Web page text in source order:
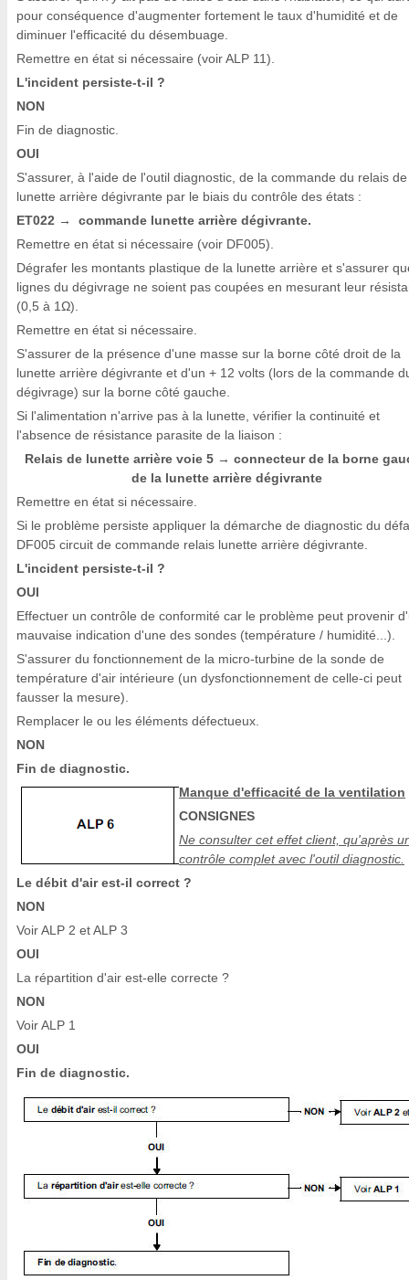
pour conséquence d'augmenter fortement le taux d'humidité et de
diminuer l'efficacité du désembuage.
Remettre en état si nécessaire (voir ALP 11).
L'incident persiste-t-il ?
NON
Fin de diagnostic.
OUI
S'assurer, à l'aide de l'outil diagnostic, de la commande du relais de
lunette arrière dégivrante par le biais du contrôle des états :
ET022 →
commande lunette arrière dégivrante.
Remettre en état si nécessaire (voir DF005).
Dégrafer les montants plastique de la lunette arrière et s'assurer
lignes du dégivrage ne soient pas coupées en mesurant leur
(0,5 à 1Ω).
Remettre en état si nécessaire.
S'assurer de la présence d'une masse sur la borne côté droit de la
lunette arrière dégivrante et d'un + 12 volts (lors de la commande
dégivrage) sur la borne côté gauche.
Si l'alimentation n'arrive pas à la lunette, vérifier la continuité et
l'absence de résistance parasite de la liaison :
Relais de lunette arrière voie 5 → connecteur de la borne
de la lunette arrière dégivrante
Remettre en état si nécessaire.
Si le problème persiste appliquer la démarche de diagnostic du
DF005 circuit de commande relais lunette arrière dégivrante.
L'incident persiste-t-il ?
OUI
Effectuer un contrôle de conformité car le problème peut provenir
mauvaise indication d'une des sondes (température / humidité...).
S'assurer du fonctionnement de la micro-turbine de la sonde de
température d'air intérieure (un dysfonctionnement de celle-ci peut
fausser la mesure).
Remplacer le ou les éléments défectueux.
NON
Fin de diagnostic.
Manque d'efficacité de la ventilation
CONSIGNES
Ne consulter cet effet client, qu'après
contrôle complet avec l'outil diagnostic.
Le débit d'air est-il correct ?
NON
Voir ALP 2 et ALP 3
OUI
La répartition d'air est-elle correcte ?
NON
Voir ALP 1
OUI
Fin de diagnostic.